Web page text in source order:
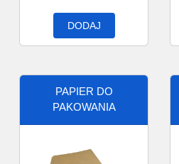
DODAJ
PAPIER DO
PAKOWANIA